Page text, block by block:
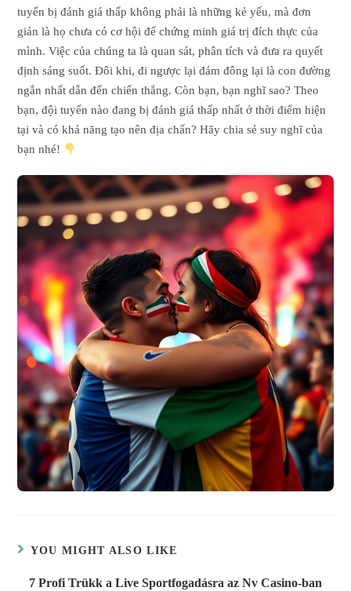
tuyển bị đánh giá thấp không phải là những kẻ yếu, mà đơn
giản là họ chưa có cơ hội để chứng minh giá trị đích thực của
mình. Việc của chúng ta là quan sát, phân tích và đưa ra quyết
định sáng suốt. Đôi khi, đi ngược lại đám đông lại là con đường
ngắn nhất dẫn đến chiến thắng. Còn bạn, bạn nghĩ sao? Theo
bạn, đội tuyển nào đang bị đánh giá thấp nhất ở thời điểm hiện
tại và có khả năng tạo nên địa chấn? Hãy chia sẻ suy nghĩ của
bạn nhé!
YOU MIGHT ALSO LIKE
7 Profi Trükk a Live Sportfogadásra az Nv Casino‑ban